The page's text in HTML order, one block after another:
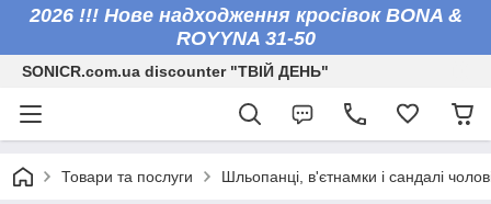
2026 !!! Нове надходження кросівок BONA &
ROYYNA 31-50
SONICR.com.ua discounter "ТВІЙ ДЕНЬ"
Товари та послуги Шльопанці, в'єтнамки і сандалі